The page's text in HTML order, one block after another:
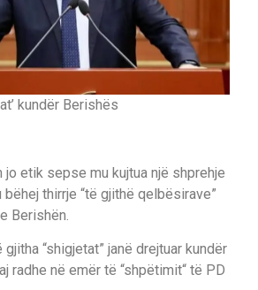
kundër Berishës
jo etik sepse mu kujtua një shprehje
bëhej thirrje “të gjithë qelbësirave”
Berishën.
“shigjetat” janë drejtuar kundër
radhe në emër të “shpëtimit“ të PD